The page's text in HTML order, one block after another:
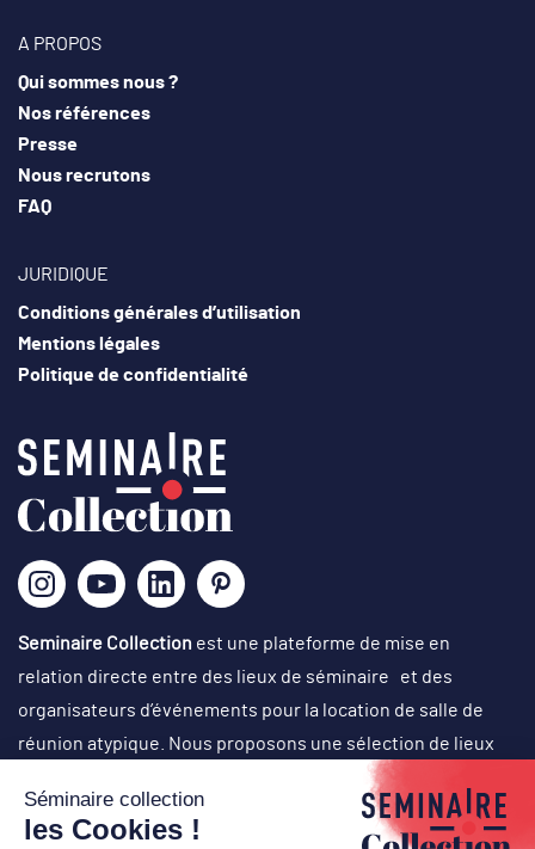
A PROPOS
Qui sommes nous ?
Nos références
Presse
Nous recrutons
FAQ
JURIDIQUE
Conditions générales d’utilisation
Mentions légales
Politique de confidentialité
Seminaire Collection est une plateforme de mise en
relation directe entre des lieux de séminaire et des
organisateurs d’événements pour la location de salle de
réunion atypique. Nous proposons une sélection de lieux
originaux, singuliers et atypiques dans des cadres
exceptionnels, avec un choix d’activités originales en vue
d’organisation de réunions de travail, journées de cohésion,